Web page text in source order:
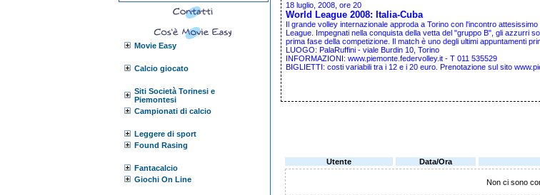
Movie Easy
Calcio giocato
Siti Società Torinesi e
Piemontesi
Campionati di calcio
Leggere di sport
Found Rasing
Fantacalcio
Giochi On Line
18 luglio, 2008, ore 20
World League 2008: Italia-Cuba
Il grande volley internazionale approda a Torino con l'incontro
League. Impegnati nella conquista della vetta del "gruppo B", gli azzurri
prima fase della competizione. Il match è uno degli ultimi appuntamenti
LUOGO: PalaRuffini - viale Burdin 10, Torino
INFORMAZIONI: www.piemonte.federvolley.it - T 011 535529
BIGLIETTI: costi variabili tra i 12 e i 20 euro. Prenotazione sul sito
Utente Data/Ora
Non ci sono